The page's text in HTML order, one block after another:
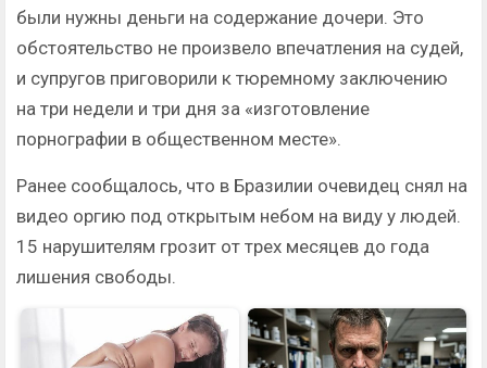
были нужны деньги на содержание дочери. Это
обстоятельство не произвело впечатления на судей,
и супругов приговорили к тюремному заключению
на три недели и три дня за «изготовление
порнографии в общественном месте».
Ранее сообщалось, что в Бразилии очевидец снял на
видео оргию под открытым небом на виду у людей.
15 нарушителям грозит от трех месяцев до года
лишения свободы.